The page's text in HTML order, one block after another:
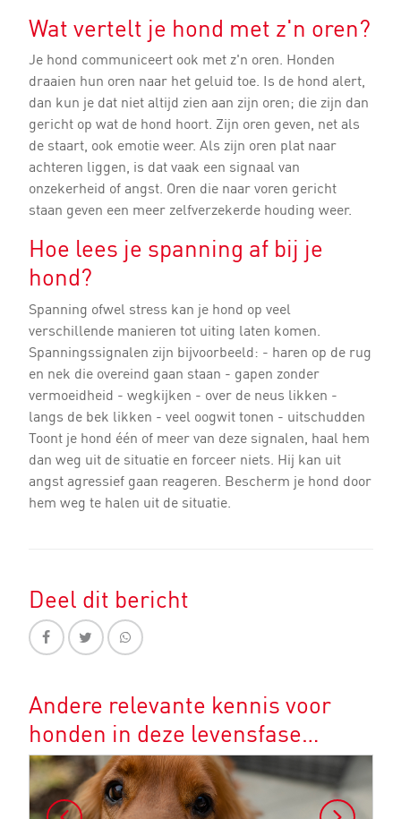
Wat vertelt je hond met z'n oren?
Je hond communiceert ook met z'n oren. Honden
draaien hun oren naar het geluid toe. Is de hond alert,
dan kun je dat niet altijd zien aan zijn oren; die zijn dan
gericht op wat de hond hoort. Zijn oren geven, net als
de staart, ook emotie weer. Als zijn oren plat naar
achteren liggen, is dat vaak een signaal van
onzekerheid of angst. Oren die naar voren gericht
staan geven een meer zelfverzekerde houding weer.
Hoe lees je spanning af bij je
hond?
Spanning ofwel stress kan je hond op veel
verschillende manieren tot uiting laten komen.
Spanningssignalen zijn bijvoorbeeld: - haren op de rug
en nek die overeind gaan staan - gapen zonder
vermoeidheid - wegkijken - over de neus likken -
langs de bek likken - veel oogwit tonen - uitschudden
Toont je hond één of meer van deze signalen, haal hem
dan weg uit de situatie en forceer niets. Hij kan uit
angst agressief gaan reageren. Bescherm je hond door
hem weg te halen uit de situatie.
Deel dit bericht
Andere relevante kennis voor
honden in deze levensfase…